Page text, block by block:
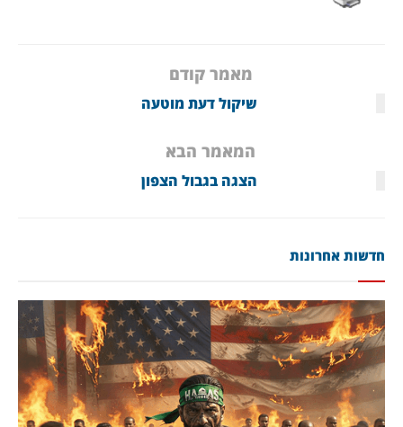
מאמר קודם
שיקול דעת מוטעה
המאמר הבא
הצגה בגבול הצפון
חדשות אחרונות